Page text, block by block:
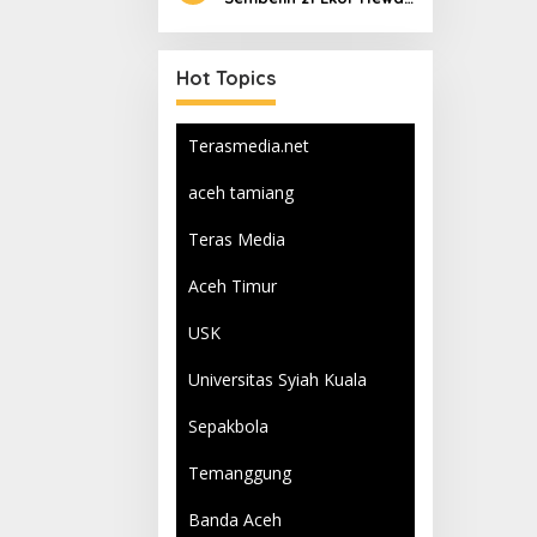
Hot Topics
Terasmedia.net
aceh tamiang
Teras Media
Aceh Timur
USK
Universitas Syiah Kuala
Sepakbola
Temanggung
Banda Aceh